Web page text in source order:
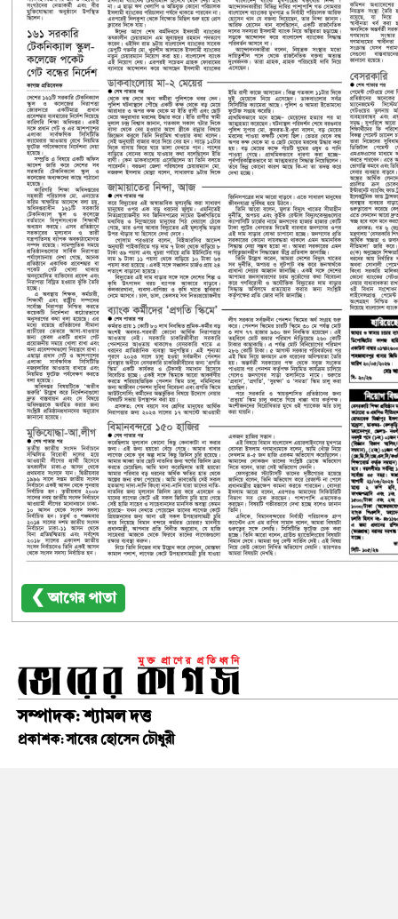
❮ আগের পাতা
সম্পাদক: শ্যামল দত্ত
প্রকাশক: সাবের হোসেন চৌধুরী